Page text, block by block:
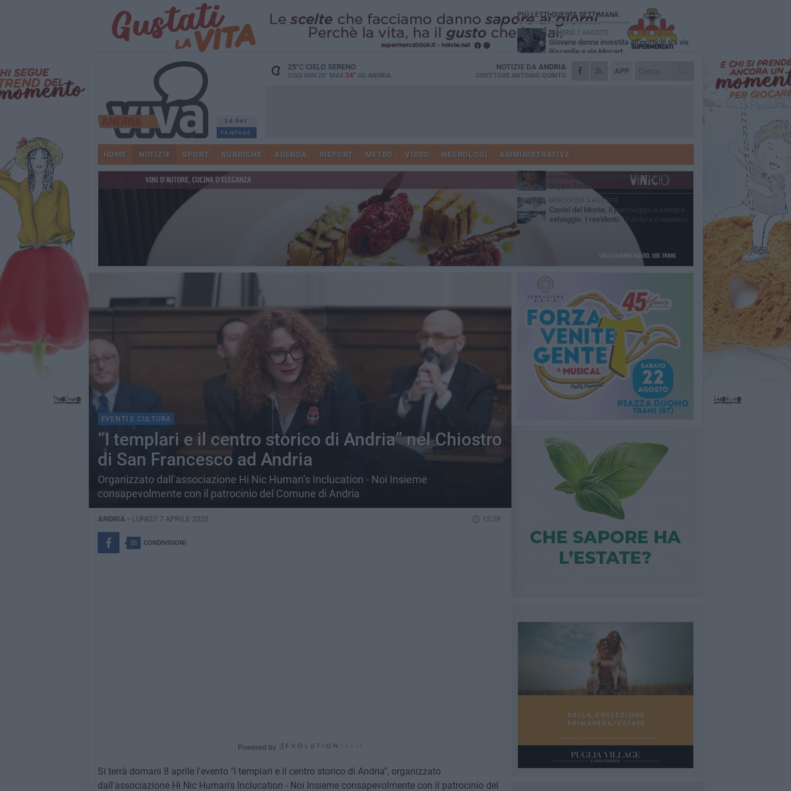
34.941
FANPAGE
25°CCIELO SERENO
OGGI MIN 25° MAX 34° AD ANDRIA
APP
NOTIZIE DA ANDRIA
DIRETTORE ANTONIO QUINTO
HOME NOTIZIE SPORT RUBRICHE AGENDA IREPORT METEO VIDEO NECROLOGI AMMINISTRATIVE
EVENTI E CULTURA
“I templari e il centro storico di Andria” nel Chiostro
di San Francesco ad Andria
Organizzato dall’associazione Hi Nic Human’s Inclucation - Noi Insieme
consapevolmente con il patrocinio del Comune di Andria
ANDRIA - LUNEDÌ 7 APRILE 2025 15.29
35 CONDIVISIONI
Powered by
Si terrà domani 8 aprile l'evento "I templari e il centro storico di Andria", organizzato
dall'associazione Hi Nic Human's Inclucation - Noi Insieme consapevolmente con il patrocinio del
PIÙ LETTI QUESTA SETTIMANA
VENERDÌ 7 AGOSTO
Giovane donna investita all'incrocio tra via
Bisceglie e via Mozart
MARTEDÌ 4 AGOSTO
Cattivo odore dall’abitazione, la macabra
Andria saluta mons. Agostino Superbo:
celebrati i funerali - FOTO
GIOVEDÌ 30 LUGLIO
Scompare prematuramente l'avvocato
MERCOLEDÌ 5 AGOSTO
Castel del Monte, il parcheggio é sempre
selvaggio. I residenti: "Tutelare il maniero
tra vivibilità e rispetto del paesaggio"